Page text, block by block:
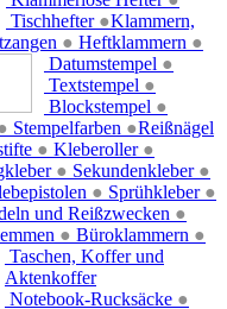
Tischhefter ●
● Heftklammern ●
Datumstempel ●
Textstempel ●
Blockstempel ●
Stempelfarben ●
● Kleberoller ●
● Sekundenkleber ●
● Sprühkleber ●
Klammern,
Reißnägel
und Reißzwecken ●
● Büroklammern ●
Taschen, Koffer und
Aktenkoffer
Notebook-Rucksäcke ●